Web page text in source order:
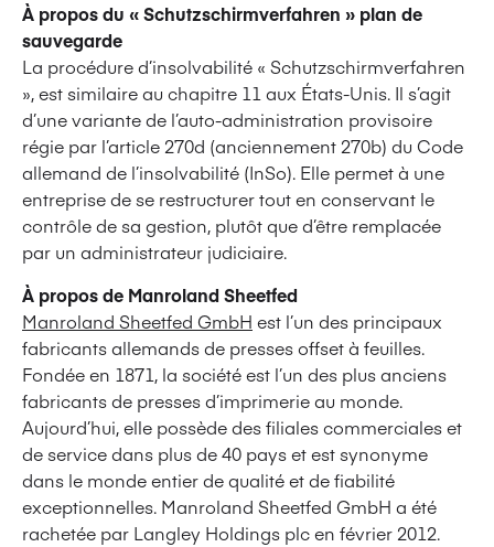
À propos du « Schutzschirmverfahren » plan de
sauvegarde
La procédure d’insolvabilité « Schutzschirmverfahren
», est similaire au chapitre 11 aux États-Unis. Il s’agit
d’une variante de l’auto-administration provisoire
régie par l’article 270d (anciennement 270b) du Code
allemand de l’insolvabilité (InSo). Elle permet à une
entreprise de se restructurer tout en conservant le
contrôle de sa gestion, plutôt que d’être remplacée
par un administrateur judiciaire.
À propos de Manroland Sheetfed
Manroland Sheetfed GmbH est l’un des principaux
fabricants allemands de presses offset à feuilles.
Fondée en 1871, la société est l’un des plus anciens
fabricants de presses d’imprimerie au monde.
Aujourd’hui, elle possède des filiales commerciales et
de service dans plus de 40 pays et est synonyme
dans le monde entier de qualité et de fiabilité
exceptionnelles. Manroland Sheetfed GmbH a été
rachetée par Langley Holdings plc en février 2012.